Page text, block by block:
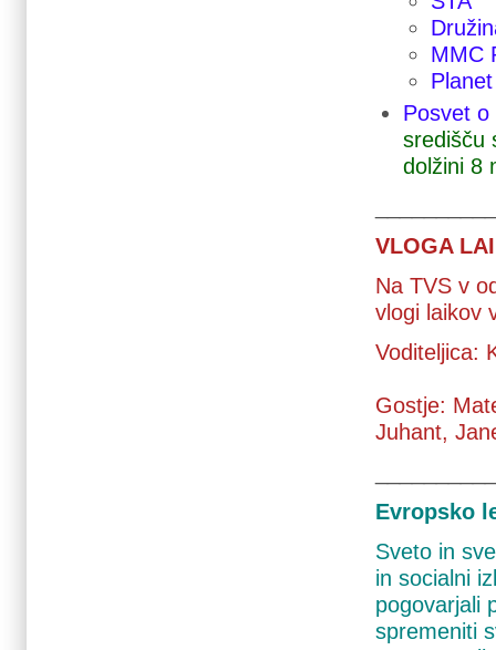
MMC
Planet
Posvet o
središču
dolžini 8
VLOGA
Na TVS v
vlogi laikov
Voditeljica:
Gostje:
Juhant,
Evropsko
Sveto in
in socialni
pogovarjali
spremeniti